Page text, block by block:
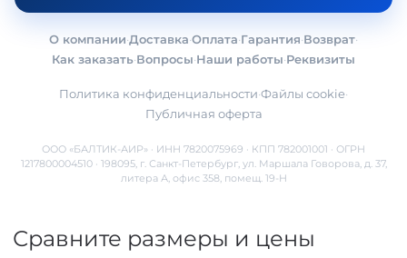
О компании·Доставка·Оплата·Гарантия·Возврат·
Как заказать·Вопросы·Наши работы·Реквизиты
Политика конфиденциальности·Файлы cookie·
Публичная оферта
ООО «БАЛТИК-АИР» · ИНН 7820075969 · КПП 782001001 · ОГРН
1217800004510 · 198095, г. Санкт-Петербург, ул. Маршала Говорова, д. 37,
литера А, офис 358, помещ. 19-Н
Сравните размеры и цены